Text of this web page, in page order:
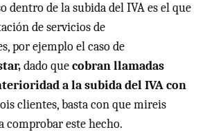
dentro de la subida delIVAes el que
de servicios de
por ejemplo el caso de
dado quecobran llamadas
a la subida delIVAcon
clientes, basta con que mireis
comprobar este hecho.